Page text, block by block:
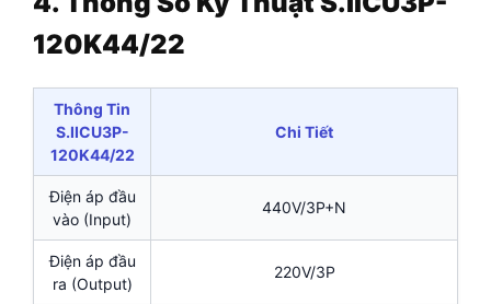
120K44/22
Thông Tin
S.IICU3P-
120K44/22
Chi Tiết
Điện áp đầu
vào (Input)
440V/3P+N
Điện áp đầu
ra (Output)
220V/3P